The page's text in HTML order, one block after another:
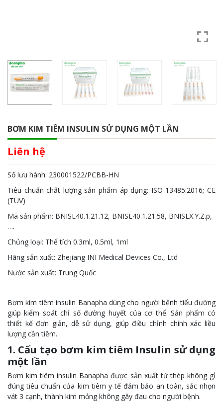
BƠM KIM TIÊM INSULIN SỬ DỤNG MỘT LẦN
Liên hệ
Số lưu hành: 230001522/PCBB-HN
Tiêu chuẩn chất lượng sản phẩm áp dụng: ISO 13485:2016; CE
(TUV)
Mã sản phẩm: BNISL40.1.21.12, BNISL40.1.21.58, BNISLX.Y.Z.p,
….
Chủng loại: Thể tích 0.3ml, 0.5ml, 1ml
Hãng sản xuất: Zhejiang INI Medical Devices Co., Ltd
Nước sản xuất: Trung Quốc
Bơm kim tiêm insulin Banapha dùng cho người bệnh tiểu đường
giúp kiểm soát chỉ số đường huyết của cơ thể. Sản phẩm có
thiết kế đơn giản, dễ sử dụng, giúp điều chỉnh chính xác liều
lượng cần tiêm.
1. Cấu tạo bơm kim tiêm Insulin sử dụng
một lần
Bơm kim tiêm insulin Banapha được sản xuất từ thép không gỉ
đúng tiêu chuẩn của kim tiêm y tế đảm bảo an toàn, sắc nhọn
vát 3 cạnh, thành kim mỏng không gây đau cho người bệnh.